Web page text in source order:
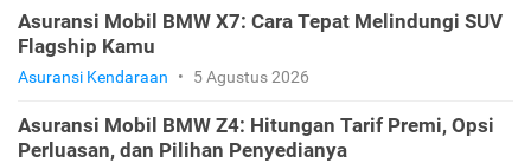
Asuransi Mobil BMW X7: Cara Tepat Melindungi SUV
Flagship Kamu
Asuransi Kendaraan • 5 Agustus 2026
Asuransi Mobil BMW Z4: Hitungan Tarif Premi, Opsi
Perluasan, dan Pilihan Penyedianya